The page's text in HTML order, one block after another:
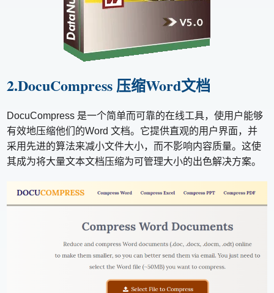
2.DocuCompress 压缩Word文档
DocuCompress 是一个简单而可靠的在线工具，使用户能够
有效地压缩他们的Word 文档。它提供直观的用户界面，并
采用先进的算法来减小文件大小，而不影响内容质量。这使
其成为将大量文本文档压缩为可管理大小的出色解决方案。